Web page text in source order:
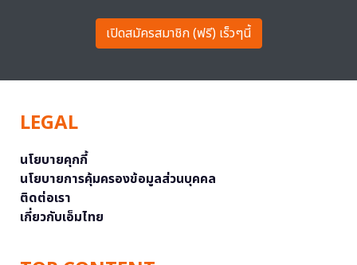
เปิดสมัครสมาชิก (ฟรี) เร็วๆนี้
LEGAL
นโยบายคุกกี้
นโยบายการคุ้มครองข้อมูลส่วนบุคคล
ติดต่อเรา
เกี่ยวกับเอ็มไทย